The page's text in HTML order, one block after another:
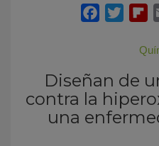
Diseñan de
contra la
una